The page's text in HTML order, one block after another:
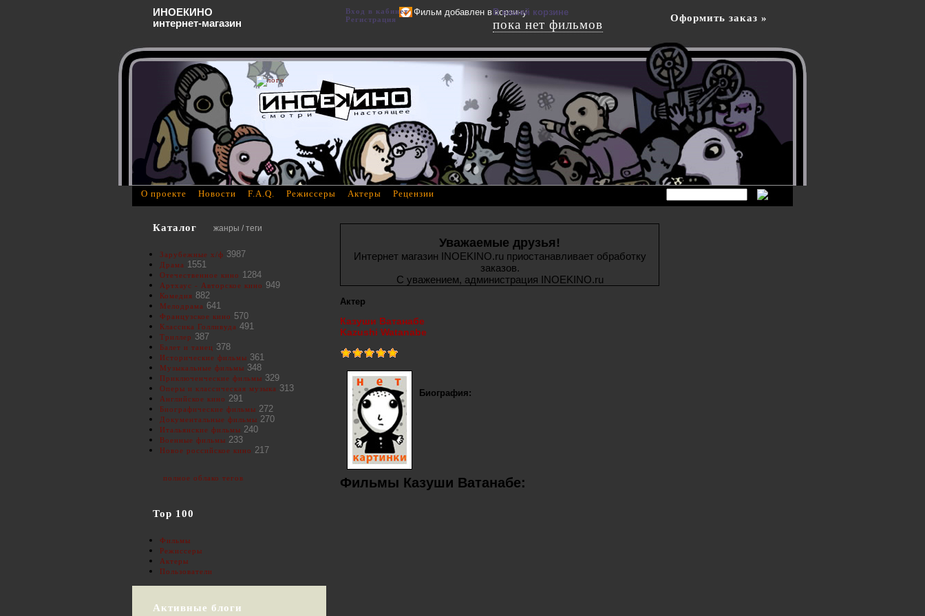
Уважаемые друзья!
Интернет магазин INOEKINO.ru приостанавливает обработку
заказов.
С уважением, администрация INOEKINO.ru
Актер
Казуши Ватанабе
Kazushi Watanabe
Биография:
Фильмы Казуши Ватанабе:
Каталог жанры / теги
Зарубежные х/ф 3987
Драма 1551
Отечественное кино 1284
Артхаус - Авторское кино 949
Комедия 882
Мелодрама 641
Французское кино 570
Классика Голливуда 491
Триллер 387
Балет и танец 378
Исторические фильмы 361
Музыкальные фильмы 348
Приключенческие фильмы 329
Оперы и классическая музыка 313
Английское кино 291
Биографические фильмы 272
Документальные фильмы 270
Итальянские фильмы 240
Военные фильмы 233
Новое российское кино 217
полное облако тегов
Top 100
Фильмы
Режиссеры
Актеры
Пользователи
Активные блоги
О проекте Новости F.A.Q. Режиссеры Актеры Рецензии
Фильм добавлен в корзину
ИНОЕКИНО
интернет-магазин
Вход в кабинет
Регистрация
В вашей корзине
пока нет фильмов Оформить заказ »